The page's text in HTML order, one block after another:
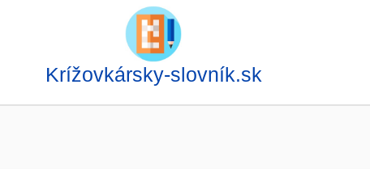
Krížovkársky-slovník.sk